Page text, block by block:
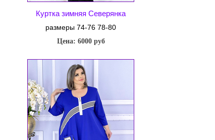
Куртка зимняя Северянка
размеры 74-76 78-80
Цена: 6000 руб